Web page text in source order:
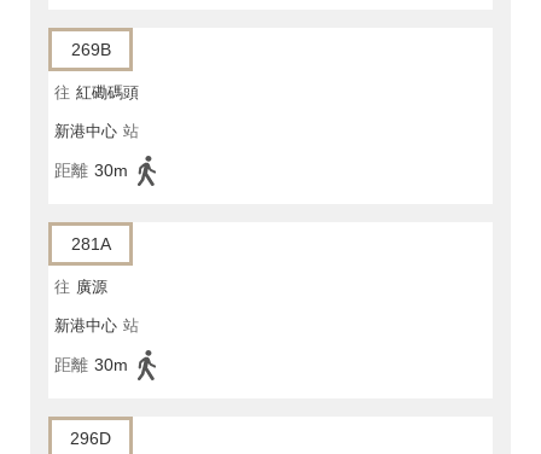
269B
往 紅磡碼頭
新港中心 站
距離 30m
281A
往 廣源
新港中心 站
距離 30m
296D